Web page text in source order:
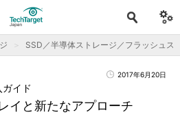
SSD／半導体ストレージ／フラッシュス
2017年6月20日
イと新たなアプローチ
イド